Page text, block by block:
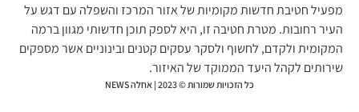
חטיבת חדשות מקומיות של אזור המרכז והשפלה עם דגש על
רחובות. מטרת חטיבה זו, היא לספק תוכן חדשותי מגוון ברמה
ולקדם, לחשוף ולסקר עסקים קטנים ובינוניים אשר מספקים
לקהל היעד הממוקד של האיזור.
כל הזכויות שמורות © 2023 | אחלה NEWS